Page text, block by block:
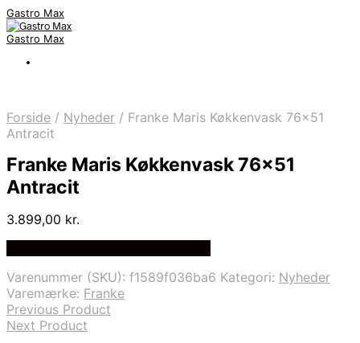
Gastro Max
Gastro Max
Forside / Nyheder / Franke Maris Køkkenvask 76×51
Antracit
Franke Maris Køkkenvask 76×51
Antracit
3.899,00 kr.
Varenummer (SKU): f1589f036ba6 Kategori: Nyheder
Varemærke: Franke
Previous Product
Next Product